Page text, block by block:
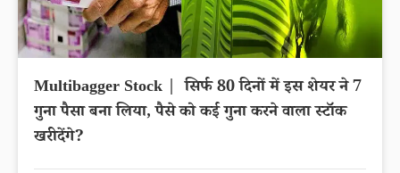
Multibagger Stock | सिर्फ 80 दिनों में इस शेयर ने 7
गुना पैसा बना लिया, पैसे को कई गुना करने वाला स्टॉक
खरीदेंगे?